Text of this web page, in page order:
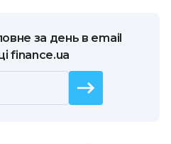
за день в email
finance.ua